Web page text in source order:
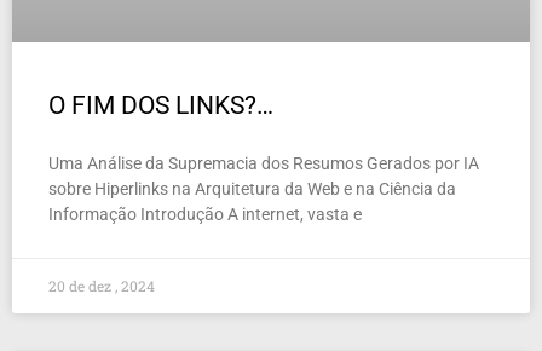
O FIM DOS LINKS?…
Uma Análise da Supremacia dos Resumos Gerados por IA
sobre Hiperlinks na Arquitetura da Web e na Ciência da
Informação Introdução A internet, vasta e
20 de dez , 2024